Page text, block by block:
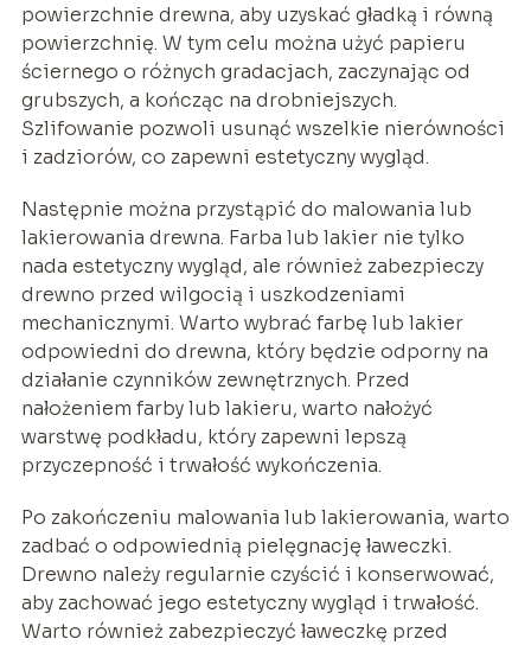
powierzchnie drewna, aby uzyskać gładką i równą
powierzchnię. W tym celu można użyć papieru
ściernego o różnych gradacjach, zaczynając od
grubszych, a kończąc na drobniejszych.
Szlifowanie pozwoli usunąć wszelkie nierówności
i zadziorów, co zapewni estetyczny wygląd.
Następnie można przystąpić do malowania lub
lakierowania drewna. Farba lub lakier nie tylko
nada estetyczny wygląd, ale również zabezpieczy
drewno przed wilgocią i uszkodzeniami
mechanicznymi. Warto wybrać farbę lub lakier
odpowiedni do drewna, który będzie odporny na
działanie czynników zewnętrznych. Przed
nałożeniem farby lub lakieru, warto nałożyć
warstwę podkładu, który zapewni lepszą
przyczepność i trwałość wykończenia.
Po zakończeniu malowania lub lakierowania, warto
zadbać o odpowiednią pielęgnację ławeczki.
Drewno należy regularnie czyścić i konserwować,
aby zachować jego estetyczny wygląd i trwałość.
Warto również zabezpieczyć ławeczkę przed